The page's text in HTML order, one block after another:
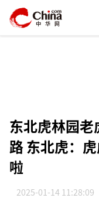
东北虎林园
路 东北虎：
啦
2025-01-14 11:28:09